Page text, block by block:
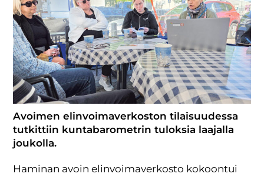
Avoimen elinvoimaverkoston tilaisuudessa
tutkittiin kuntabarometrin tuloksia laajalla
joukolla.
Haminan avoin elinvoimaverkosto kokoontui